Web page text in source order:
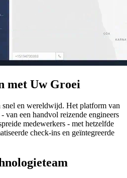
met Uw Groei
en wereldwijd. Het platform van
een handvol reizende engineers
medewerkers - met hetzelfde
check-ins en geïntegreerde